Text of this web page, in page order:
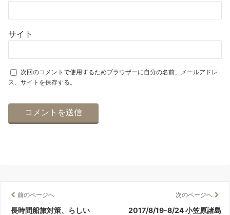
サイト
次回のコメントで使用するためブラウザーに自分の名前、メールアドレ
ス、サイトを保存する。
前のページへ
長時間船旅対策、らしい
次のページへ
2017/8/19-8/24 小笠原諸島